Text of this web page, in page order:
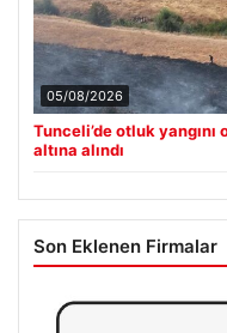
05/08/2026
Tunceli’de otluk
altına alındı
Son Eklenen Firmalar